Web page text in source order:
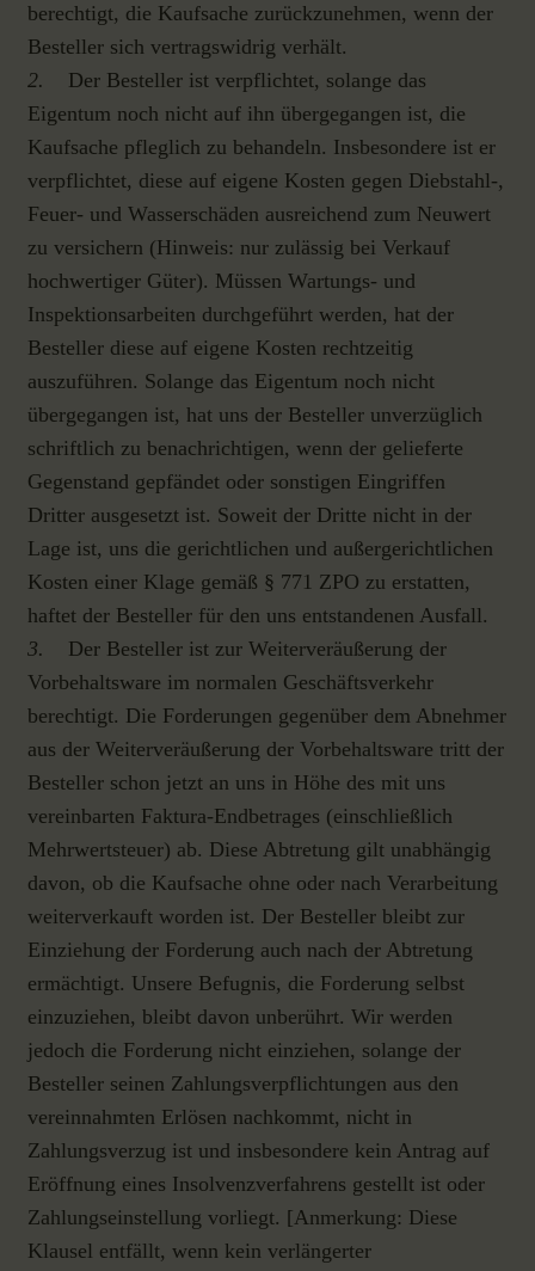
berechtigt, die Kaufsache zurückzunehmen, wenn der
Besteller sich vertragswidrig verhält.
2. Der Besteller ist verpflichtet, solange das
Eigentum noch nicht auf ihn übergegangen ist, die
Kaufsache pfleglich zu behandeln. Insbesondere ist er
verpflichtet, diese auf eigene Kosten gegen Diebstahl-,
Feuer- und Wasserschäden ausreichend zum Neuwert
zu versichern (Hinweis: nur zulässig bei Verkauf
hochwertiger Güter). Müssen Wartungs- und
Inspektionsarbeiten durchgeführt werden, hat der
Besteller diese auf eigene Kosten rechtzeitig
auszuführen. Solange das Eigentum noch nicht
übergegangen ist, hat uns der Besteller unverzüglich
schriftlich zu benachrichtigen, wenn der gelieferte
Gegenstand gepfändet oder sonstigen Eingriffen
Dritter ausgesetzt ist. Soweit der Dritte nicht in der
Lage ist, uns die gerichtlichen und außergerichtlichen
Kosten einer Klage gemäß § 771 ZPO zu erstatten,
haftet der Besteller für den uns entstandenen Ausfall.
3. Der Besteller ist zur Weiterveräußerung der
Vorbehaltsware im normalen Geschäftsverkehr
berechtigt. Die Forderungen gegenüber dem Abnehmer
aus der Weiterveräußerung der Vorbehaltsware tritt der
Besteller schon jetzt an uns in Höhe des mit uns
vereinbarten Faktura-Endbetrages (einschließlich
Mehrwertsteuer) ab. Diese Abtretung gilt unabhängig
davon, ob die Kaufsache ohne oder nach Verarbeitung
weiterverkauft worden ist. Der Besteller bleibt zur
Einziehung der Forderung auch nach der Abtretung
ermächtigt. Unsere Befugnis, die Forderung selbst
einzuziehen, bleibt davon unberührt. Wir werden
jedoch die Forderung nicht einziehen, solange der
Besteller seinen Zahlungsverpflichtungen aus den
vereinnahmten Erlösen nachkommt, nicht in
Zahlungsverzug ist und insbesondere kein Antrag auf
Eröffnung eines Insolvenzverfahrens gestellt ist oder
Zahlungseinstellung vorliegt. [Anmerkung: Diese
Klausel entfällt, wenn kein verlängerter